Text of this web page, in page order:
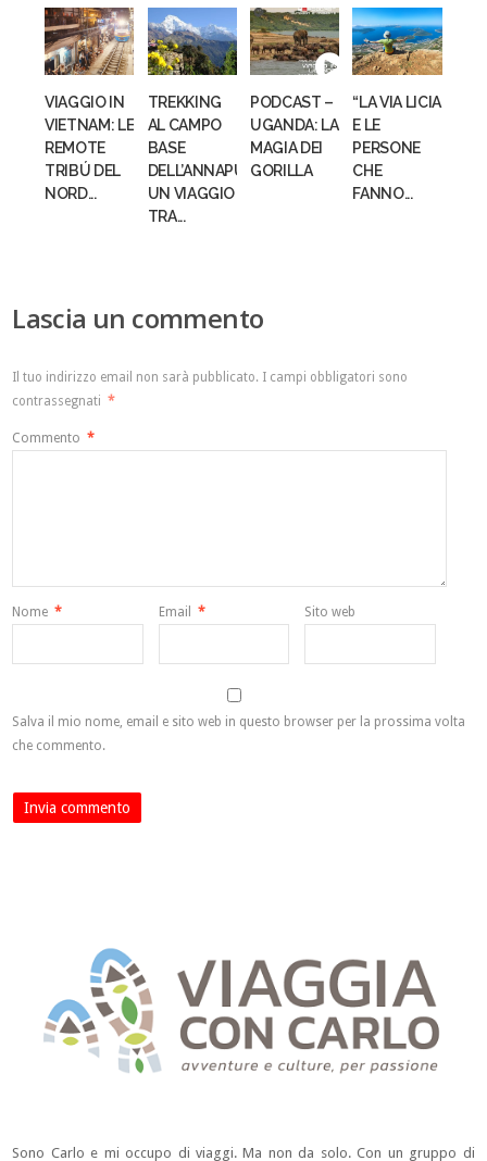
VIAGGIO IN
VIETNAM: LE
REMOTE
TRIBÚ DEL
NORD...
TREKKING
AL CAMPO
BASE
DELL’ANNAPURNA:
UN VIAGGIO
TRA...
PODCAST –
UGANDA: LA
MAGIA DEI
GORILLA
“LA VIA LICIA
E LE
PERSONE
CHE
FANNO...
Lascia un commento
Il tuo indirizzo email non sarà pubblicato. I campi obbligatori sono
contrassegnati *
Commento *
Nome * Email * Sito web
Salva il mio nome, email e sito web in questo browser per la prossima volta
che commento.
Sono Carlo e mi occupo di viaggi. Ma non da solo. Con un gruppo di